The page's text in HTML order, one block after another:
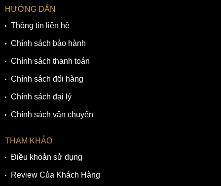
HƯỚNG DẪN
Thông tin liên hệ
Chính sách bảo hành
Chính sách thanh toán
Chính sách đổi hàng
Chính sách đại lý
Chính sách vận chuyển
THAM KHẢO
Điều khoản sử dụng
Review Của Khách Hàng